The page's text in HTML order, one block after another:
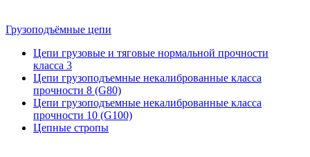
Грузоподъёмные цепи
Цепи грузовые и тяговые нормальной прочности
класса 3
Цепи грузоподъемные некалиброванные класса
прочности 8 (G80)
Цепи грузоподъемные некалиброванные класса
прочности 10 (G100)
Цепные стропы